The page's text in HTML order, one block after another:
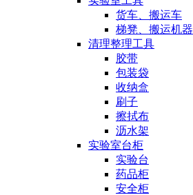
货车、搬运车
梯凳、搬运机器
清理整理工具
胶带
包装袋
收纳盒
刷子
擦拭布
沥水架
实验室台柜
实验台
药品柜
安全柜